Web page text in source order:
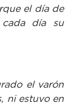
el día de
día su
el varón
ni estuvo en